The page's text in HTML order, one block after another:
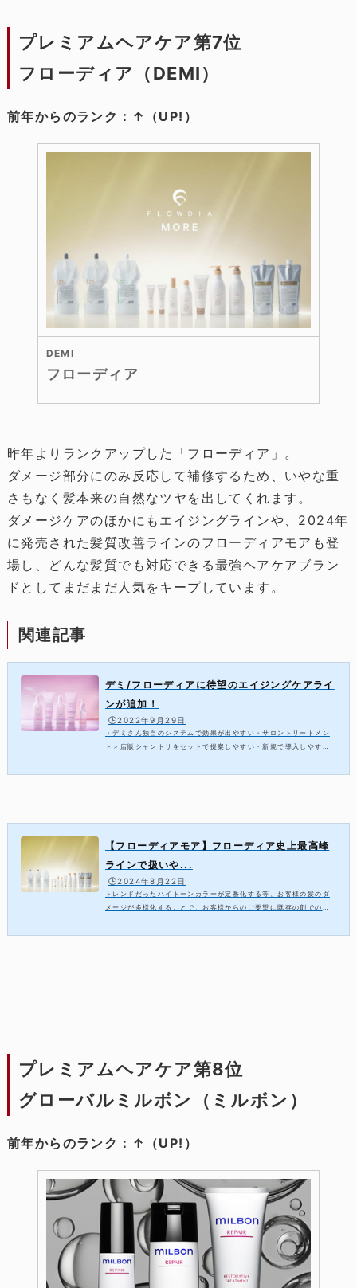
プレミアムヘアケア第7位
フローディア（DEMI）
前年からのランク：↑（UP!）
DEMI
フローディア
昨年よりランクアップした「フローディア」。
ダメージ部分にのみ反応して補修するため、いやな重
さもなく髪本来の自然なツヤを出してくれます。
ダメージケアのほかにもエイジングラインや、2024年
に発売された髪質改善ラインのフローディアモアも登
場し、どんな髪質でも対応できる最強ヘアケアブラン
ドとしてまだまだ人気をキープしています。
関連記事
デミ/フローディアに待望のエイジングケアライ
ンが追加！
🕒️2022年9月29日
・デミさん独自のシステムで効果が出やすい・サロントリートメン
ト＞店販シャントリをセットで提案しやすい・新規で導入しやすい
ドに、エイジングケアラインが加わりま...
【フローディアモア】フローディア史上最高峰
ラインで扱いや...
🕒️2024年8月22日
トレンドだったハイトーンカラーが定番化する等、お客様の髪のダ
メージが多様化することで、お客様からのご要望に既存の剤での対
コスメティクスさんの人気のヘアケアブ...
プレミアムヘアケア第8位
グローバルミルボン（ミルボン）
前年からのランク：↑（UP!）